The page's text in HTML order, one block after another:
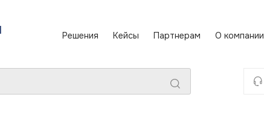
Решения Кейсы Партнерам О компании